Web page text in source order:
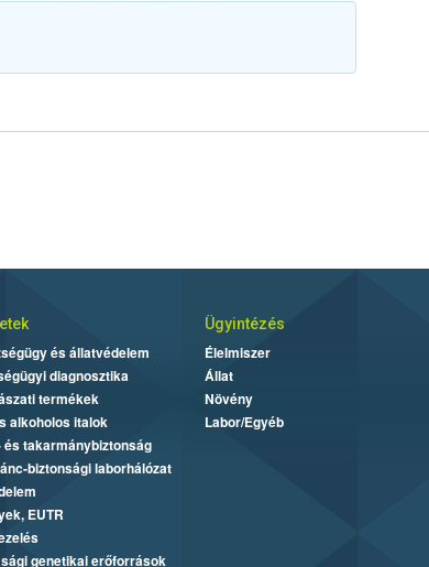
és állatvédelem
diagnosztika
termékek
alkoholos italok
és takarmánybiztonság
biztonsági laborhálózat
EUTR
genetikai erőforrások
Ügyintézés
Élelmiszer
Állat
Növény
Labor/Egyéb